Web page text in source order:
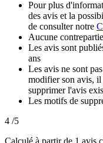
Pour plus
des avis et la
de consulter notre
Aucune
Les avis sont
ans
Les avis ne sont
modifier son avis,
supprimer l'avis
Les motifs de
4 /5
Calculé à partir de 1 avis